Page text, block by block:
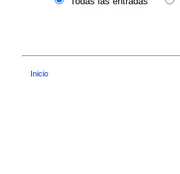
Inicio